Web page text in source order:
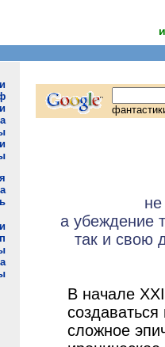
а убеждение
так и свою
В начале
сложное